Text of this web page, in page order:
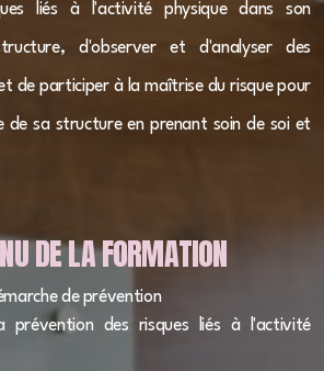
liés à l'activité physique dans son
d'observer et d'analyser des
de participer à la maîtrise du risque pour
de sa structure en prenant soin de soi et
DE LA FORMATION
de prévention
prévention des risques liés à l'activité
qualité
ESSMS
impératifs et éléments de
HAS : les fondamentaux
HAS critère par critère et